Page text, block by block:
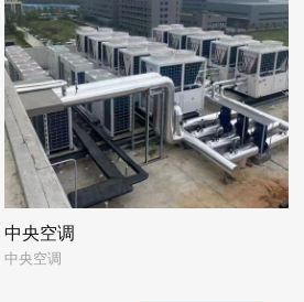
中央空调
中央空调